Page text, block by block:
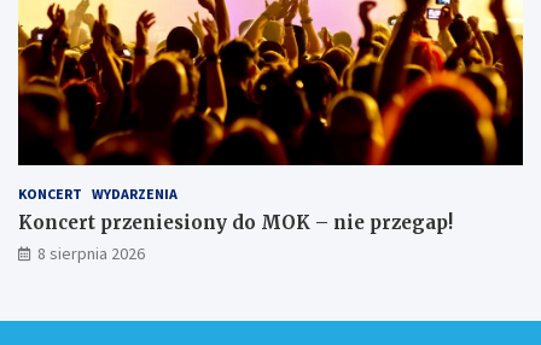
KONCERT WYDARZENIA
Koncert przeniesiony do MOK – nie przegap!
8 sierpnia 2026